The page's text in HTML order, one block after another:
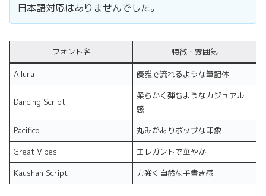
日本語対応はありませんでした。
フォント名 特徴・雰囲気
Allura 優雅で流れるような筆記体
Dancing Script
柔らかく弾むようなカジュアル
感
Pacifico
丸みがありポップな印象
Great Vibes
エレガントで華やか
Kaushan Script
力強く自然な手書き感